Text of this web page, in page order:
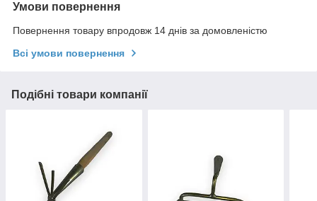
Умови повернення
Повернення товару впродовж 14 днів за домовленістю
Всі умови повернення
Подібні товари компанії